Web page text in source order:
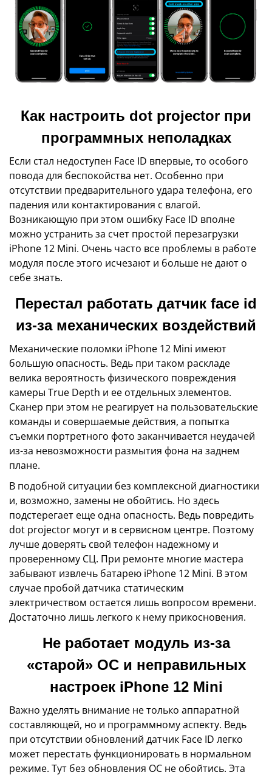
Как настроить dot projector при
программных неполадках
Если стал недоступен Face ID впервые, то особого
повода для беспокойства нет. Особенно при
отсутствии предварительного удара телефона, его
падения или контактирования с влагой.
Возникающую при этом ошибку Face ID вполне
можно устранить за счет простой перезагрузки
iPhone 12 Mini. Очень часто все проблемы в работе
модуля после этого исчезают и больше не дают о
себе знать.
Перестал работать датчик face id
из-за механических воздействий
Механические поломки iPhone 12 Mini имеют
большую опасность. Ведь при таком раскладе
велика вероятность физического повреждения
камеры True Depth и ее отдельных элементов.
Сканер при этом не реагирует на пользовательские
команды и совершаемые действия, а попытка
съемки портретного фото заканчивается неудачей
из-за невозможности размытия фона на заднем
плане.
В подобной ситуации без комплексной диагностики
и, возможно, замены не обойтись. Но здесь
подстерегает еще одна опасность. Ведь повредить
dot projector могут и в сервисном центре. Поэтому
лучше доверять свой телефон надежному и
проверенному СЦ. При ремонте многие мастера
забывают извлечь батарею iPhone 12 Mini. В этом
случае пробой датчика статическим
электричеством остается лишь вопросом времени.
Достаточно лишь легкого к нему прикосновения.
Не работает модуль из-за
«старой» ОС и неправильных
настроек iPhone 12 Mini
Важно уделять внимание не только аппаратной
составляющей, но и программному аспекту. Ведь
при отсутствии обновлений датчик Face ID легко
может перестать функционировать в нормальном
режиме. Тут без обновления ОС не обойтись. Эта